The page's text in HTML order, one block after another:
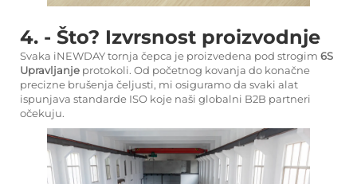
4. - Što? Izvrsnost proizvodnje
Svaka iNEWDAY tornja čepca je proizvedena pod strogim 6S
Upravljanje protokoli. Od početnog kovanja do konačne
precizne brušenja čeljusti, mi osiguramo da svaki alat
ispunjava standarde ISO koje naši globalni B2B partneri
očekuju.